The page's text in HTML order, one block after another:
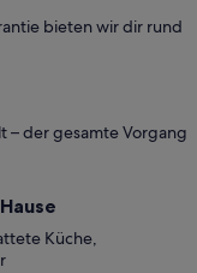
bieten wir dir rund
– der gesamte Vorgang
Küche,